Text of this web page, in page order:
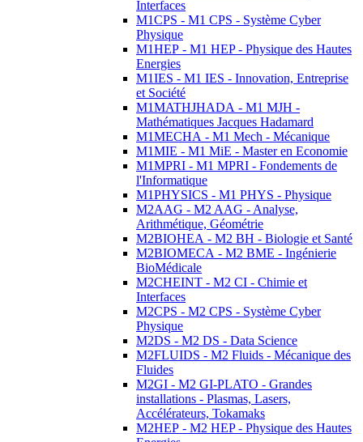
Interfaces
M1CPS - M1 CPS - Système Cyber
Physique
M1HEP - M1 HEP - Physique des Hautes
Energies
M1IES - M1 IES - Innovation, Entreprise
et Société
M1MATHJHADA - M1 MJH -
Mathématiques Jacques Hadamard
M1MECHA - M1 Mech - Mécanique
M1MIE - M1 MiE - Master en Economie
M1MPRI - M1 MPRI - Fondements de
l'Informatique
M1PHYSICS - M1 PHYS - Physique
M2AAG - M2 AAG - Analyse,
Arithmétique, Géométrie
M2BIOHEA - M2 BH - Biologie et Santé
M2BIOMECA - M2 BME - Ingénierie
BioMédicale
M2CHEINT - M2 CI - Chimie et
Interfaces
M2CPS - M2 CPS - Système Cyber
Physique
M2DS - M2 DS - Data Science
M2FLUIDS - M2 Fluids - Mécanique des
Fluides
M2GI - M2 GI-PLATO - Grandes
installations - Plasmas, Lasers,
Accélérateurs, Tokamaks
M2HEP - M2 HEP - Physique des Hautes